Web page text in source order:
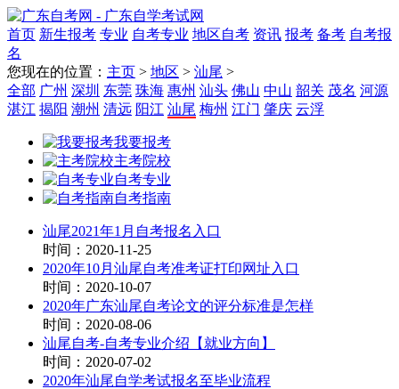
首页 新生报考 专业 自考专业 地区自考 资讯 报考 备考 自考报
名
您现在的位置： 主页 > 地区 > 汕尾 >
全部 广州 深圳 东莞 珠海 惠州 汕头 佛山 中山 韶关 茂名 河源
湛江 揭阳 潮州 清远 阳江 汕尾 梅州 江门 肇庆 云浮
我要报考
主考院校
自考专业
自考指南
汕尾2021年1月自考报名入口
时间：2020-11-25
2020年10月汕尾自考准考证打印网址入口
时间：2020-10-07
2020年广东汕尾自考论文的评分标准是怎样
时间：2020-08-06
汕尾自考-自考专业介绍【就业方向】
时间：2020-07-02
2020年汕尾自学考试报名至毕业流程